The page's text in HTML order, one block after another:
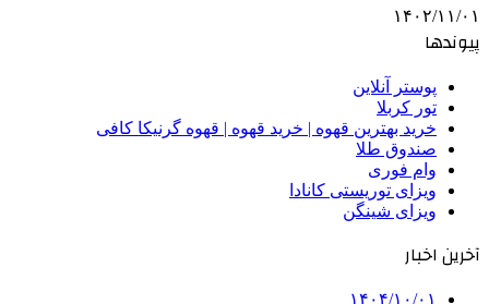
۱۴۰۲/۱۱/۰۱
پیوندها
پوستر آنلاین
تور کربلا
خرید بهترین قهوه | خرید قهوه | قهوه گرنیکا کافی
صندوق طلا
وام فوری
ویزای توریستی کانادا
ویزای شینگن
آخرین اخبار
۱۴۰۴/۱۰/۰۱